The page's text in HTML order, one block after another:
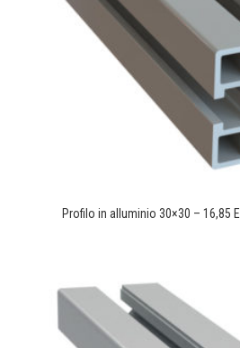
Profilo in alluminio 30×30 – 16,85